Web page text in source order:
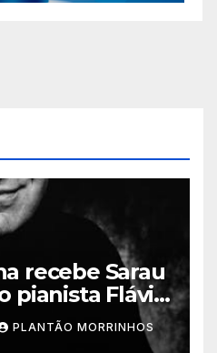
recebe Sarau
pianista Flávio
feira
PLANTÃO MORRINHOS